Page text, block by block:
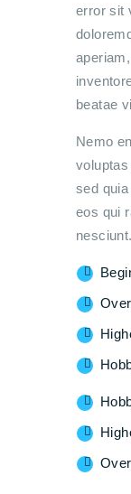
error sit
beatae
Nemo
sed
eos qui
nesciunt.